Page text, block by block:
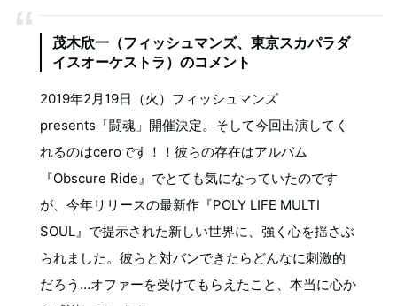
茂木欣一（フィッシュマンズ、東京スカパラダ
イスオーケストラ）のコメント
2019年2月19日（火）フィッシュマンズ
presents「闘魂」開催決定。そして今回出演してく
れるのはceroです！！彼らの存在はアルバム
『Obscure Ride』でとても気になっていたのです
が、今年リリースの最新作『POLY LIFE MULTI
SOUL』で提示された新しい世界に、強く心を揺さぶ
られました。彼らと対バンできたらどんなに刺激的
だろう…オファーを受けてもらえたこと、本当に心か